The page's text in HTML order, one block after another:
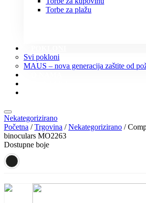
Torbe za plažu
Svi pokloni
MAUS – nova generacija zaštite od
Nekategorizirano
Početna /Trgovina /Nekategorizirano /
binoculars MO2263
Dostupne boje